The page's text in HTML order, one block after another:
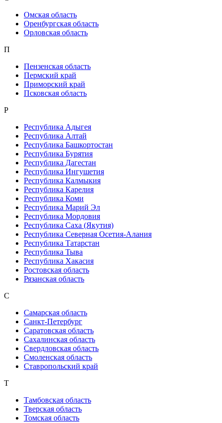
Омская область
Оренбургская область
Орловская область
П
Пензенская область
Пермский край
Приморский край
Псковская область
Р
Республика Адыгея
Республика Алтай
Республика Башкортостан
Республика Бурятия
Республика Дагестан
Республика Ингушетия
Республика Калмыкия
Республика Карелия
Республика Коми
Республика Марий Эл
Республика Мордовия
Республика Саха (Якутия)
Республика Северная Осетия-Алания
Республика Татарстан
Республика Тыва
Республика Хакасия
Ростовская область
Рязанская область
С
Самарская область
Санкт-Петербург
Саратовская область
Сахалинская область
Свердловская область
Смоленская область
Ставропольский край
Т
Тамбовская область
Тверская область
Томская область